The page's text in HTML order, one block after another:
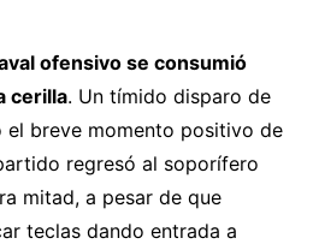
ofensivo se consumió
cerilla. Un tímido disparo de
breve momento positivo de
regresó al soporífero
mitad, a pesar de que
teclas dando entrada a